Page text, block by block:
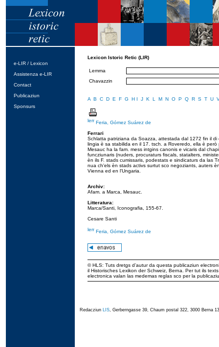
e-LIR / Lexicon
Assistenza e-LIR
Contact
Publicaziun
Sponsurs
Lexicon Istoric Retic (LIR)
Lemma
Chavazzin
A B C D E F G H I J K L M N O P Q R S T U
Feria, Gómez Suárez de
Ferrari
Schlatta patriziana da Soazza, attestada dal 1272 fin il
lingia è sa stabilida en il 17. tsch. a Roveredo, ella è
Mesauc ha la fam. mess intgins canonis e vicaris dal
funcziunaris (nuders, procuraturs fiscals, statalters,
èn ils F. stads cumissaris, podestats e sindicaturs da las
nua ch'els èn stads activs surtut sco negoziants, auters
Vienna ed en l'Ungaria.
Archiv:
Afam. a Marca, Mesauc.
Litteratura:
Marca/Santi, Iconografia, 155-67.
Cesare Santi
Feria, Gómez Suárez de
© HLS: Tuts dretgs d’autur da questa publicaziun
il Historisches Lexikon der Schweiz, Berna. Per tut ils
electronica valan las medemas reglas sco per la
Redacziun LIS, Gerberngasse 39, Chaum postal 322, 3000 Berna